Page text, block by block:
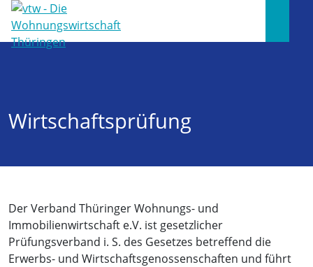
Wirtschaftsprüfung
Der Verband Thüringer Wohnungs- und
Immobilienwirtschaft e.V. ist gesetzlicher
Prüfungsverband i. S. des Gesetzes betreffend die
Erwerbs- und Wirtschaftsgenossenschaften und führt